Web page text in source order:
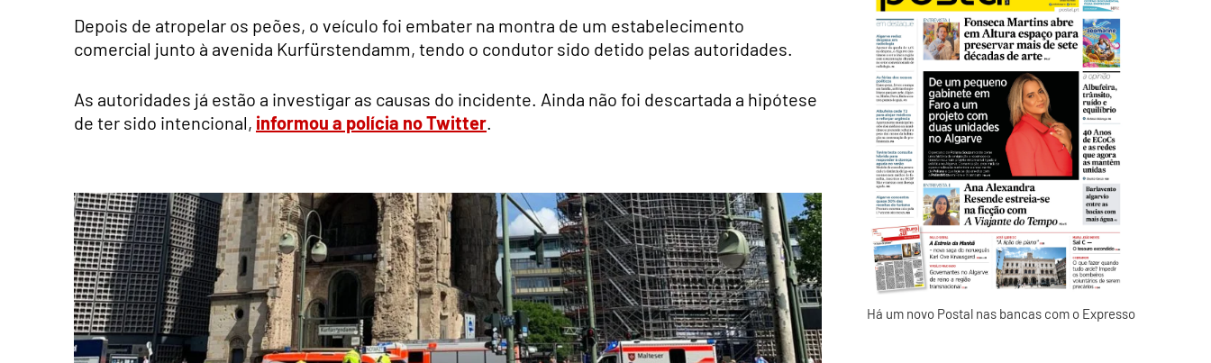
Depois de atropelar os peões, o veículo foi embater na montra de um estabelecimento
comercial junto à avenida Kurfürstendamm, tendo o condutor sido detido pelas autoridades.
As autoridades já estão a investigar as causas do incidente. Ainda não foi descartada a hipótese
de ter sido intencional, informou a polícia no Twitter
Há um novo Postal nas bancas com o Expresso